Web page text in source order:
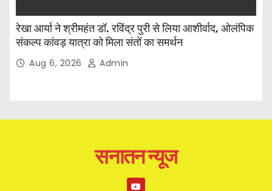
रेखा आर्या ने श्रीमहंत डॉ. रविंद्र पुरी से लिया आशीर्वाद, ओलंपिक
संकल्प कांवड़ यात्रा को मिला संतों का समर्थन
Aug 6, 2026 Admin
सनातन न्यूज